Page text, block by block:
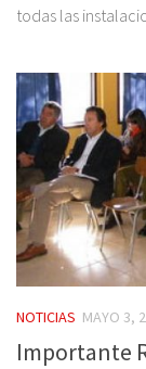
todas las
NOTICIAS MAYO 3,
Importante